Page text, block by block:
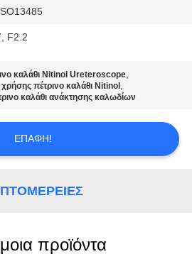
F2.2
καλάθι Nitinol Ureteroscope,
χρήσης πέτρινο καλάθι Nitinol ,
καλάθι ανάκτησης καλωδίων
ΕΠΑΦΉ!
προϊόντα